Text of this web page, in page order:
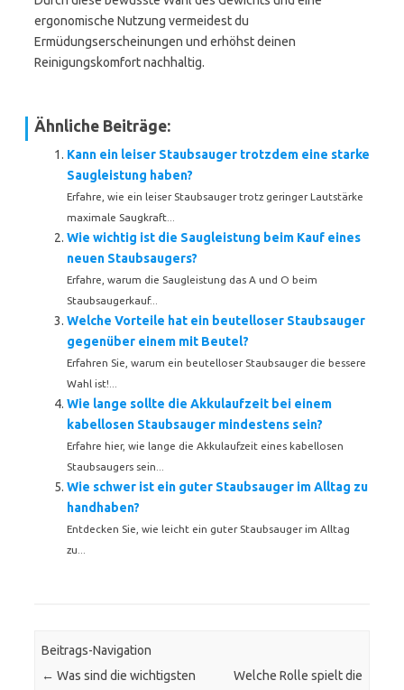
ergonomische Nutzung vermeidest du
Ermüdungserscheinungen und erhöhst deinen
Reinigungskomfort nachhaltig.
Ähnliche Beiträge:
Kann ein leiser Staubsauger trotzdem eine starke
Saugleistung haben?
Erfahre, wie ein leiser Staubsauger trotz geringer Lautstärke
maximale Saugkraft...
Wie wichtig ist die Saugleistung beim Kauf eines
neuen Staubsaugers?
Erfahre, warum die Saugleistung das A und O beim
Staubsaugerkauf...
Welche Vorteile hat ein beutelloser Staubsauger
gegenüber einem mit Beutel?
Erfahren Sie, warum ein beutelloser Staubsauger die bessere
Wahl ist!...
Wie lange sollte die Akkulaufzeit bei einem
kabellosen Staubsauger mindestens sein?
Erfahre hier, wie lange die Akkulaufzeit eines kabellosen
Staubsaugers sein...
Wie schwer ist ein guter Staubsauger im Alltag zu
handhaben?
Entdecken Sie, wie leicht ein guter Staubsauger im Alltag
zu...
Beitrags-Navigation
← Was sind die wichtigsten
Welche Rolle spielt die